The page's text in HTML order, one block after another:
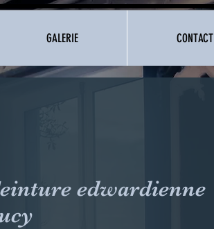
GALERIE CONTACT
edwardienne